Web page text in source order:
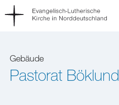
Gebäude
Pastorat Böklund